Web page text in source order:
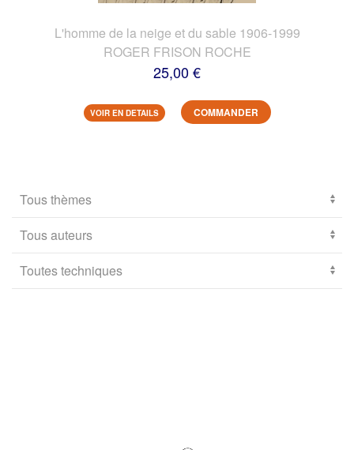
L'homme de la neige et du sable 1906-1999
ROGER FRISON ROCHE
25,00 €
VOIR EN DETAILS COMMANDER